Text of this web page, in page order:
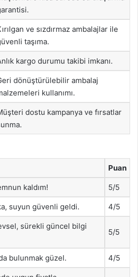
ve sızdırmaz ambalajlar ile
taşıma.
kargo durumu takibi imkanı.
dönüştürülebilir ambalaj
kullanımı.
dostu kampanya ve fırsatlar
Puan
kaldım! 5/5
suyun güvenli geldi. 4/5
sürekli güncel bilgi
5/5
bulunmak güzel. 4/5